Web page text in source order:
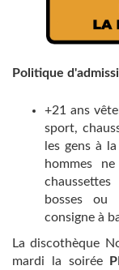
Politique
+21 ans
sport,
les gens à
hommes
bosses ou
consigne à
La discothèque
mardi la soirée